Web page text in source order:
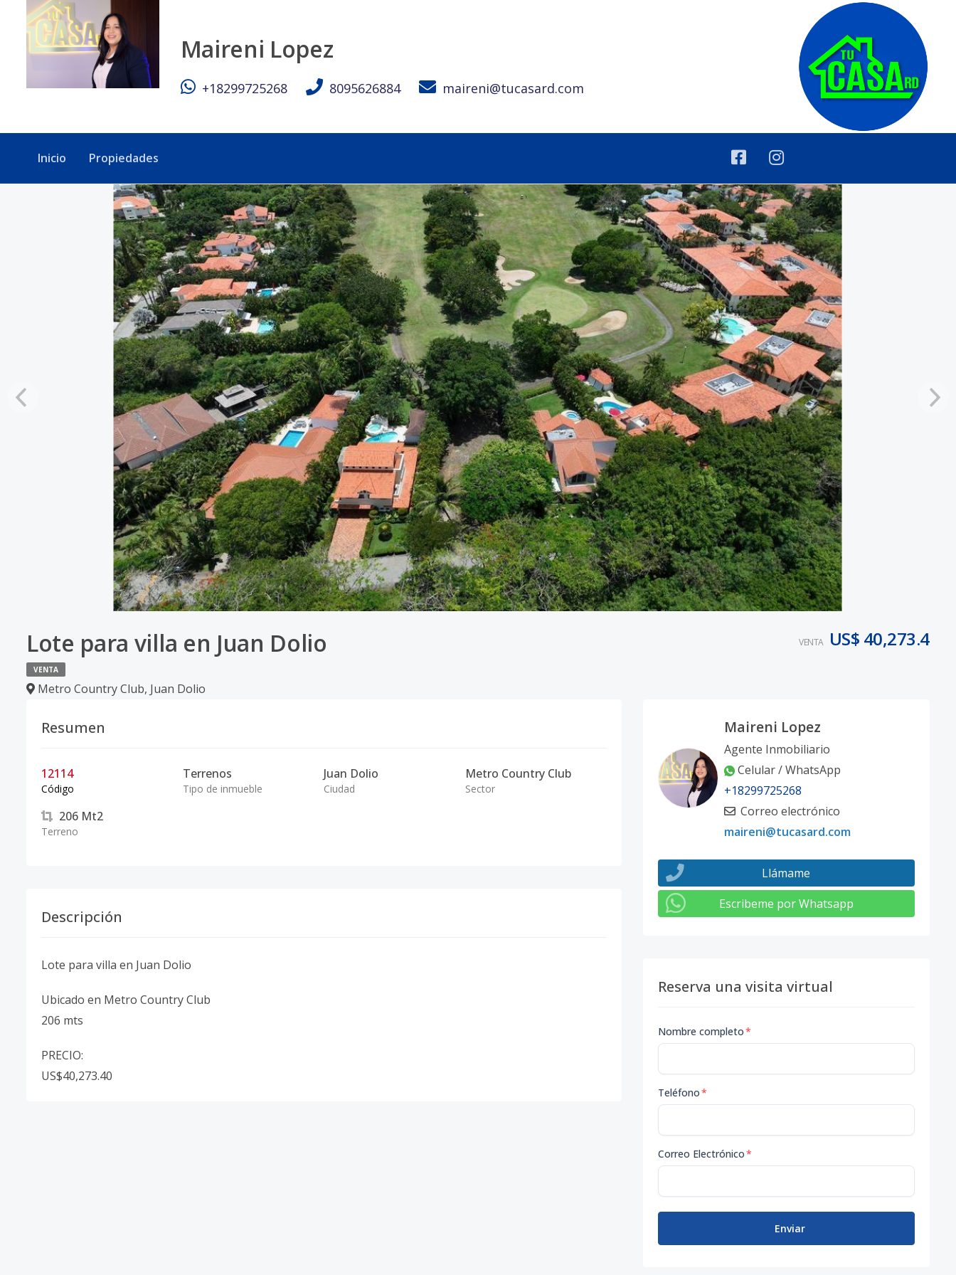
Maireni Lopez
+18299725268 8095626884 maireni@tucasard.com
Inicio Propiedades
Lote para villa en Juan Dolio
VENTA
Metro Country Club, Juan Dolio
VENTA US$ 40,273.4
Resumen
12114
Código
Terrenos
Tipo de inmueble
Juan Dolio
Ciudad
Metro Country Club
Sector
206 Mt2
Terreno
Descripción
Lote para villa en Juan Dolio
Ubicado en Metro Country Club
206 mts
PRECIO:
US$40,273.40
Maireni Lopez
Agente Inmobiliario
Celular / WhatsApp
+18299725268
Correo electrónico
maireni@tucasard.com
Llámame
Escribeme por Whatsapp
Reserva una visita virtual
Nombre completo*
Teléfono*
Correo Electrónico*
Enviar
Lote para villa en Juan Dolio - Tu Casa RD